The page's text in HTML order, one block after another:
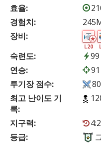
효율:
경험치:
장비:
L20
숙련도: 99
연승:
91
투기장 점수:
80
최고 난이도 기
록:
지구력:
등급: